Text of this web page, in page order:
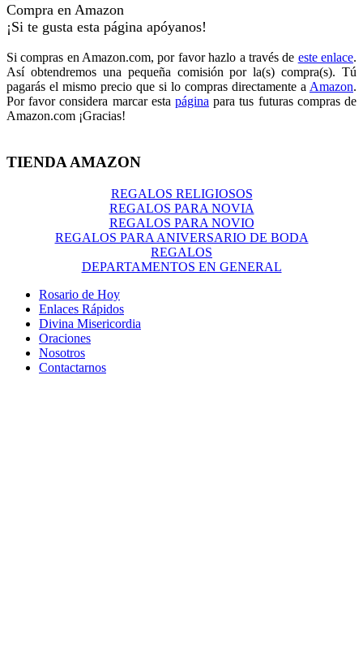
Compra en Amazon
¡Si te gusta esta página apóyanos!
Si compras en Amazon.com, por favor hazlo a través de este enlace.
Así obtendremos una pequeña comisión por la(s) compra(s). Tú
pagarás el mismo precio que si lo compras directamente a Amazon.
Por favor considera marcar esta página para tus futuras compras de
Amazon.com ¡Gracias!
TIENDA AMAZON
REGALOS RELIGIOSOS
REGALOS PARA NOVIA
REGALOS PARA NOVIO
REGALOS PARA ANIVERSARIO DE BODA
REGALOS
DEPARTAMENTOS EN GENERAL
Rosario de Hoy
Enlaces Rápidos
Divina Misericordia
Oraciones
Nosotros
Contactarnos